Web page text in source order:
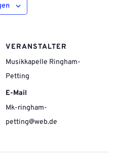
VERANSTALTER
Musikkapelle Ringham-
Petting
E-Mail
Mk-ringham-
petting@web.de